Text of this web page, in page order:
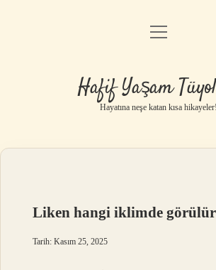
Anasayfa
Yasal Uyarı
menüyü
Hafif Yaşam
Hayatına neşe katan kısa hikayeler!
Liken hangi iklimde
Tarih: Kasım 25, 2025